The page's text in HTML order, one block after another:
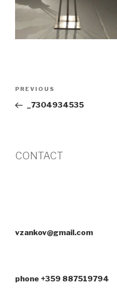
Previous
Post
PREVIOUS
_7304934535
CONTACT
vzankov@gmail.com
phone +359 887519794